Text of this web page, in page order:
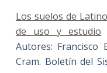
Los suelos de
de uso y estudio
Autores: Francisco
Cram. Boletín del